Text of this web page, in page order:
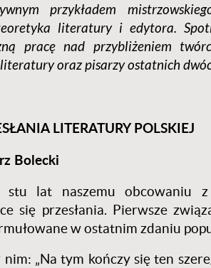
przykładem
literatury i edytora.
pracę nad przybliżeniem
oraz pisarzy ostatnich
LITERATURY POLSKIEJ
Bolecki
stu lat naszemu obcowaniu
się przesłania. Pierwsze
w ostatnim zdaniu
„Na tym kończy się ten